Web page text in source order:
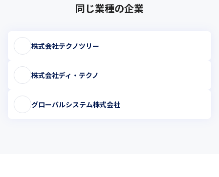
同じ業種の企業
株式会社テクノツリー
株式会社ディ・テクノ
グローバルシステム株式会社